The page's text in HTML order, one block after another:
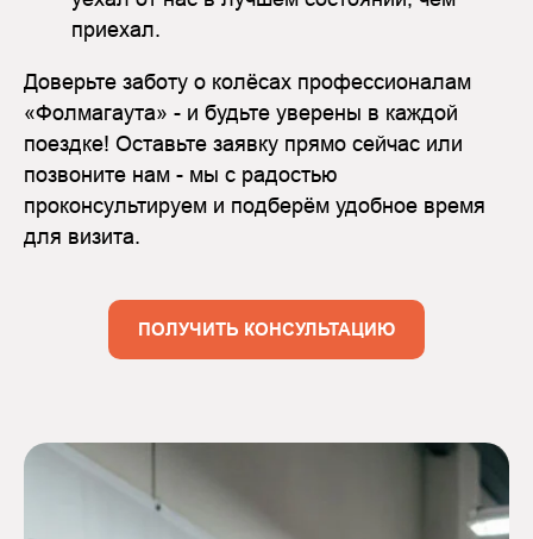
приехал.
Доверьте заботу о колёсах профессионалам
«Фолмагаута» - и будьте уверены в каждой
поездке! Оставьте заявку прямо сейчас или
позвоните нам - мы с радостью
проконсультируем и подберём удобное время
для визита.
ПОЛУЧИТЬ КОНСУЛЬТАЦИЮ